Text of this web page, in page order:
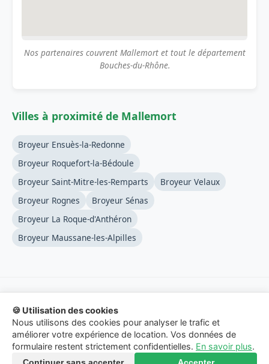
Nos partenaires couvrent Mallemort et tout le département
Bouches-du-Rhône.
Villes à proximité de Mallemort
Broyeur Ensuès-la-Redonne
Broyeur Roquefort-la-Bédoule
Broyeur Saint-Mitre-les-Remparts
Broyeur Velaux
Broyeur Rognes
Broyeur Sénas
Broyeur La Roque-d'Anthéron
Broyeur Maussane-les-Alpilles
© 2026 Location-Broyeur-Branches.fr - Service de mise en
relation.
Mentions Légales-Confidentialité-Contact
🍪 Utilisation des cookies
Nous utilisons des cookies pour analyser le trafic et
améliorer votre expérience de location. Vos données de
formulaire restent strictement confidentielles. En savoir plus.